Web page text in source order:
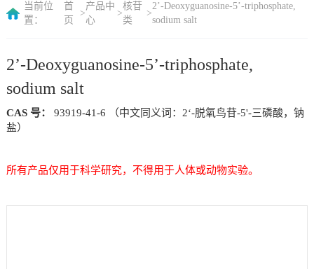
当前位
置：
首
页
>
产品中
心
>
核苷
类
>
2’-Deoxyguanosine-5’-triphosphate,
sodium salt
2’-Deoxyguanosine-5’-triphosphate,
sodium salt
CAS 号：
93919-41-6 （中文同义词：2‘-脱氧鸟苷-5'-三磷酸，钠
盐）
所有产品仅用于科学研究，不得用于人体或动物实验。